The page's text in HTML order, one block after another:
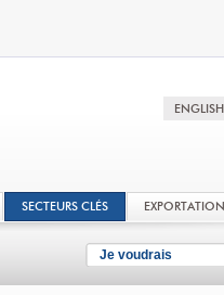
SECTEURS CLÉS EXPORTATION
Je voudrais